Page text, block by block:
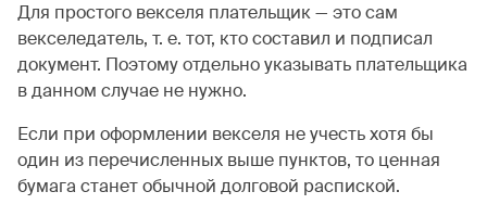
Для простого векселя плательщик — это сам
векселедатель, т. е. тот, кто составил и подписал
документ. Поэтому отдельно указывать плательщика
в данном случае не нужно.
Если при оформлении векселя не учесть хотя бы
один из перечисленных выше пунктов, то ценная
бумага станет обычной долговой распиской.